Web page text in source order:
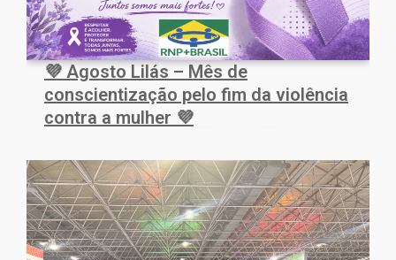
💜 Agosto Lilás – Mês de
conscientização pelo fim da violência
contra a mulher 💜